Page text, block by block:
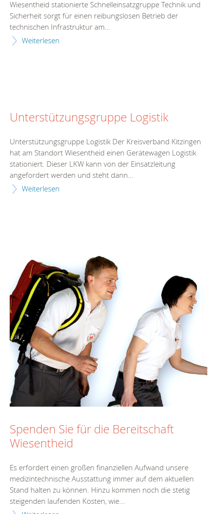
Wiesentheid stationierte Schnelleinsatzgruppe Technik und
Sicherheit sorgt für einen reibungslosen Betrieb der
technischen Infrastruktur am...
Weiterlesen
Unterstützungsgruppe Logistik
Unterstützungsgruppe Logistik Der Kreisverband Kitzingen
hat am Standort Wiesentheid einen Gerätewagen Logistik
stationiert. Dieser LKW kann von der Einsatzleitung
angefordert werden und steht dann...
Weiterlesen
Spenden Sie für die Bereitschaft
Wiesentheid
Es erfordert einen großen finanziellen Aufwand unsere
medizintechnische Ausstattung immer auf dem aktuellen
Stand halten zu können. Hinzu kommen noch die stetig
steigenden laufenden Kosten, wie...